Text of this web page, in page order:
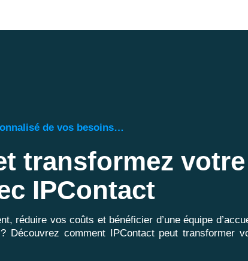
de vos besoins…
transformez votre
IPContact
réduire vos coûts et bénéficier d’une équipe
Découvrez comment IPContact peut transformer